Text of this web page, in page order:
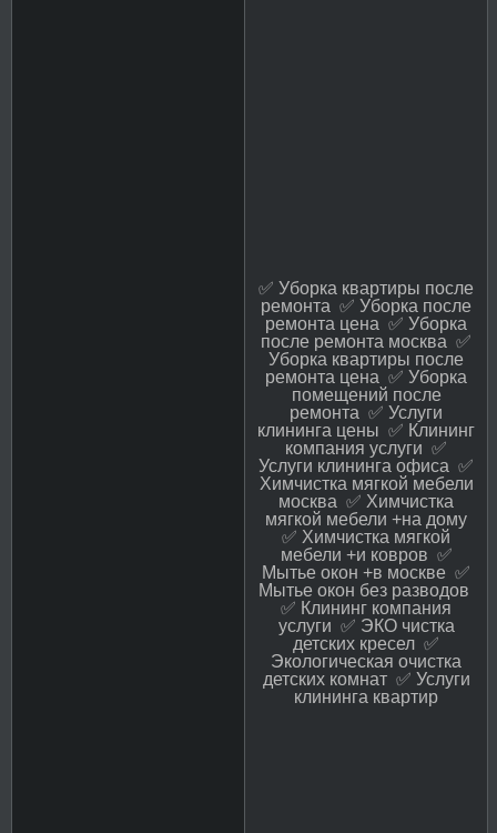
✅ Уборка квартиры после
ремонта ✅ Уборка после
ремонта цена ✅ Уборка
после ремонта москва ✅
Уборка квартиры после
ремонта цена ✅ Уборка
помещений после
ремонта ✅ Услуги
клининга цены ✅ Клининг
компания услуги ✅
Услуги клининга офиса ✅
Химчистка мягкой мебели
москва ✅ Химчистка
мягкой мебели +на дому
✅ Химчистка мягкой
мебели +и ковров ✅
Мытье окон +в москве ✅
Мытье окон без разводов
✅ Клининг компания
услуги ✅ ЭКО чистка
детских кресел ✅
Экологическая очистка
детских комнат ✅ Услуги
клининга квартир